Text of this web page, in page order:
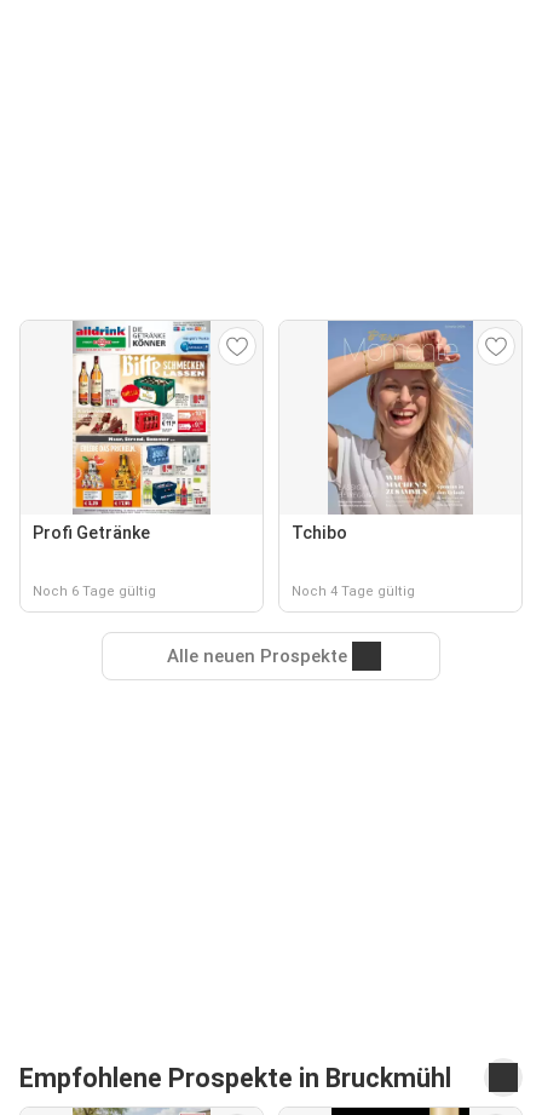
Profi Getränke
Noch 6 Tage gültig
Tchibo
Noch 4 Tage gültig
Alle neuen Prospekte
Empfohlene Prospekte in Bruckmühl